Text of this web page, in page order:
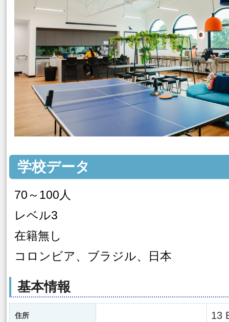
学校データ
70～100人
レベル3
在籍無し
コロンビア、ブラジル、日本
基本情報
住所
13